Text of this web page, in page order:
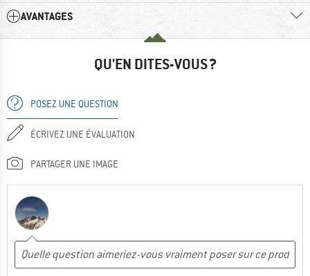
AVANTAGES
QU'EN DITES-VOUS ?
POSEZ UNE QUESTION
ÉCRIVEZ UNE ÉVALUATION
PARTAGER UNE IMAGE